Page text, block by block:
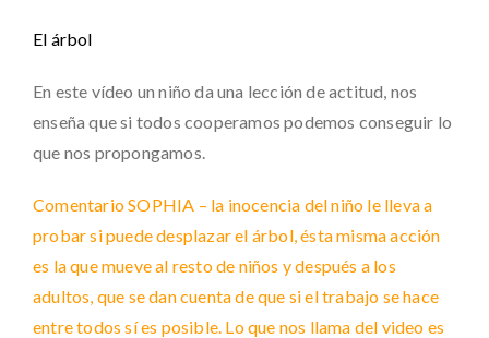
El árbol
En este vídeo un niño da una lección de actitud, nos
enseña que si todos cooperamos podemos conseguir lo
que nos propongamos.
Comentario SOPHIA – la inocencia del niño le lleva a
probar si puede desplazar el árbol, ésta misma acción
es la que mueve al resto de niños y después a los
adultos, que se dan cuenta de que si el trabajo se hace
entre todos sí es posible. Lo que nos llama del video es